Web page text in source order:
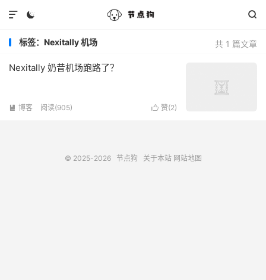
 

共 1 篇文章
标签：Nexitally 机场
Nexitally 奶昔机场跑路了？
 赞(2)
 博客 阅读(905)
© 2025-2026 节点狗 关于本站 网站地图